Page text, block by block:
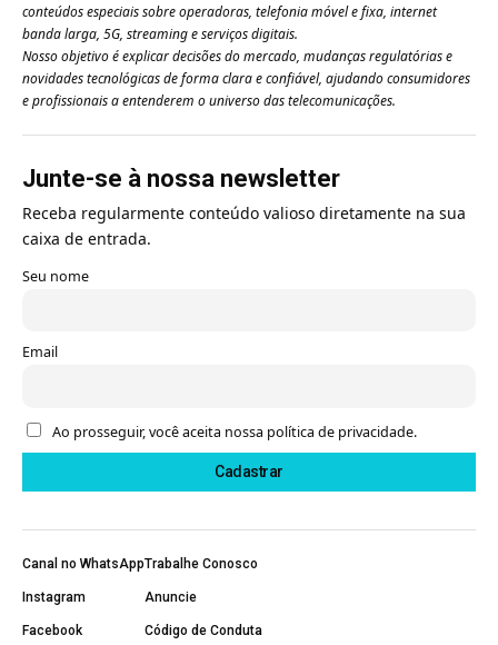
conteúdos especiais sobre operadoras, telefonia móvel e fixa, internet
banda larga, 5G, streaming e serviços digitais.
Nosso objetivo é explicar decisões do mercado, mudanças regulatórias e
novidades tecnológicas de forma clara e confiável, ajudando consumidores
e profissionais a entenderem o universo das telecomunicações.
Junte-se à nossa newsletter
Receba regularmente conteúdo valioso diretamente na sua
caixa de entrada.
Seu nome
Email
Ao prosseguir, você aceita nossa política de privacidade.
Canal no WhatsApp
Instagram
Facebook
Trabalhe Conosco
Anuncie
Código de Conduta